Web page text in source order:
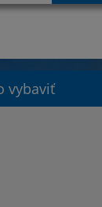
vybaviť